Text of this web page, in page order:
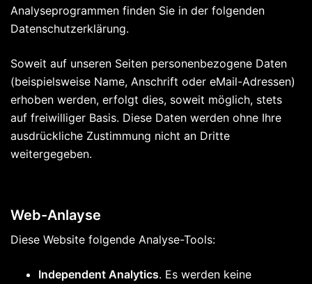
Analyseprogrammen finden Sie in der folgenden
Datenschutzerklärung.
Soweit auf unseren Seiten personenbezogene Daten
(beispielsweise Name, Anschrift oder eMail-Adressen)
erhoben werden, erfolgt dies, soweit möglich, stets
auf freiwilliger Basis. Diese Daten werden ohne Ihre
ausdrückliche Zustimmung nicht an Dritte
weitergegeben.
Web-Anlayse
Diese Website folgende Analyse-Tools:
Independent Analytics. Es werden keine